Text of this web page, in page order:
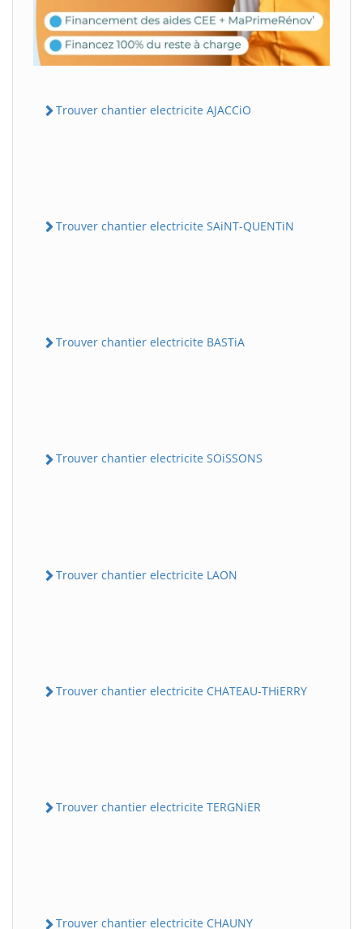
Trouver chantier electricite AJACCiO
Trouver chantier electricite SAiNT-QUENTiN
Trouver chantier electricite BASTiA
Trouver chantier electricite SOiSSONS
Trouver chantier electricite LAON
Trouver chantier electricite CHATEAU-THiERRY
Trouver chantier electricite TERGNiER
Trouver chantier electricite CHAUNY